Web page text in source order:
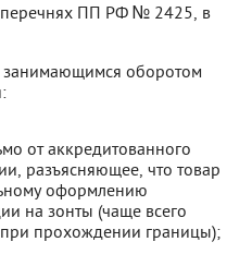
перечнях ПП РФ № 2425, в
оборотом
от аккредитованного
разъясняющее, что товар
оформлению
на зонты (чаще всего
прохождении границы);